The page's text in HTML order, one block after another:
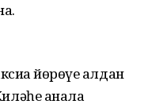
йөрөүҙе алдан
аҙнала